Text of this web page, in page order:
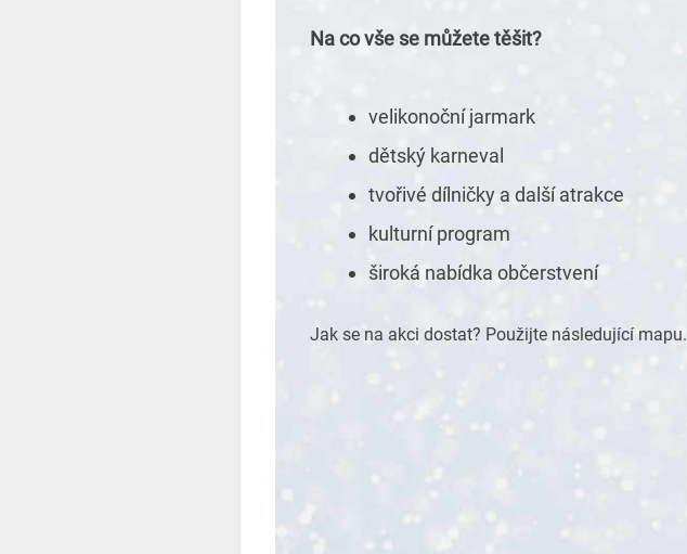
Na co vše se můžete těšit?
velikonoční jarmark
dětský karneval
tvořivé dílničky a další atrakce
kulturní program
široká nabídka občerstvení
Jak se na akci dostat? Použijte následující mapu.